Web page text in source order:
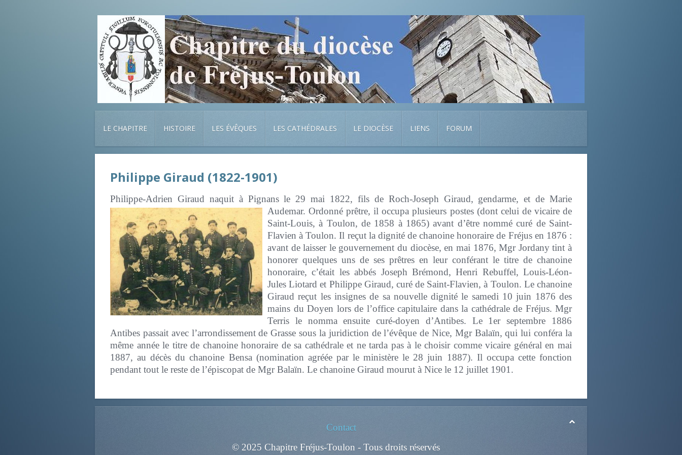
LE CHAPITRE HISTOIRE LES ÉVÊQUES LES CATHÉDRALES LE DIOCÈSE LIENS FORUM
Philippe Giraud (1822-1901)
Philippe-Adrien Giraud naquit à Pignans le 29 mai 1822, fils de Roch-Joseph Giraud, gendarme, et de Marie
Audemar.Ordonné prêtre, il occupa plusieurs postes (dont celui de vicaire de
Saint-Louis, à Toulon, de 1858 à 1865) avant d’être nommé curé de Saint-
Flavien à Toulon. Il reçut la dignité de chanoine honoraire de Fréjus en 1876 :
avant de laisser le gouvernement du diocèse, en mai 1876, Mgr Jordany tint à
honorer quelques uns de ses prêtres en leur conférant le titre de chanoine
honoraire, c’était les abbés Joseph Brémond, Henri Rebuffel, Louis-Léon-
Jules Liotard et Philippe Giraud, curé de Saint-Flavien, à Toulon. Le chanoine
Giraud reçut les insignes de sa nouvelle dignité le samedi 10 juin 1876 des
mains du Doyen lors de l’office capitulaire dans la cathédrale de Fréjus. Mgr
Terris le nomma ensuite curé-doyen d’Antibes. Le 1er septembre 1886
Antibes passait avec l’arrondissement de Grasse sous la juridiction de l’évêque de Nice, Mgr Balaïn, qui lui conféra la
même année le titre de chanoine honoraire de sa cathédrale et ne tarda pas à le choisir comme vicaire général en mai
1887, au décès du chanoine Bensa (nomination agréée par le ministère le 28 juin 1887). Il occupa cette fonction
pendant tout le reste de l’épiscopat de Mgr Balaïn. Le chanoine Giraud mourut à Nice le 12 juillet 1901.
Contact
© 2025 Chapitre Fréjus-Toulon - Tous droits réservés